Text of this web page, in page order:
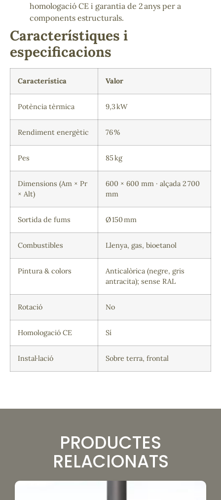
homologació CE i garantia de 2 anys per a
components estructurals.
Característiques i
especificacions
Característica Valor
Potència tèrmica 9,3 kW
Rendiment energètic 76 %
Pes 85 kg
Dimensions (Am × Pr
× Alt)
600 × 600 mm · alçada 2 700
mm
Sortida de fums Ø 150 mm
Combustibles Llenya, gas, bioetanol
Pintura & colors
Anticalòrica (negre, gris
antracita); sense RAL
Rotació No
Homologació CE Sí
Instal·lació Sobre terra, frontal
PRODUCTES
RELACIONATS